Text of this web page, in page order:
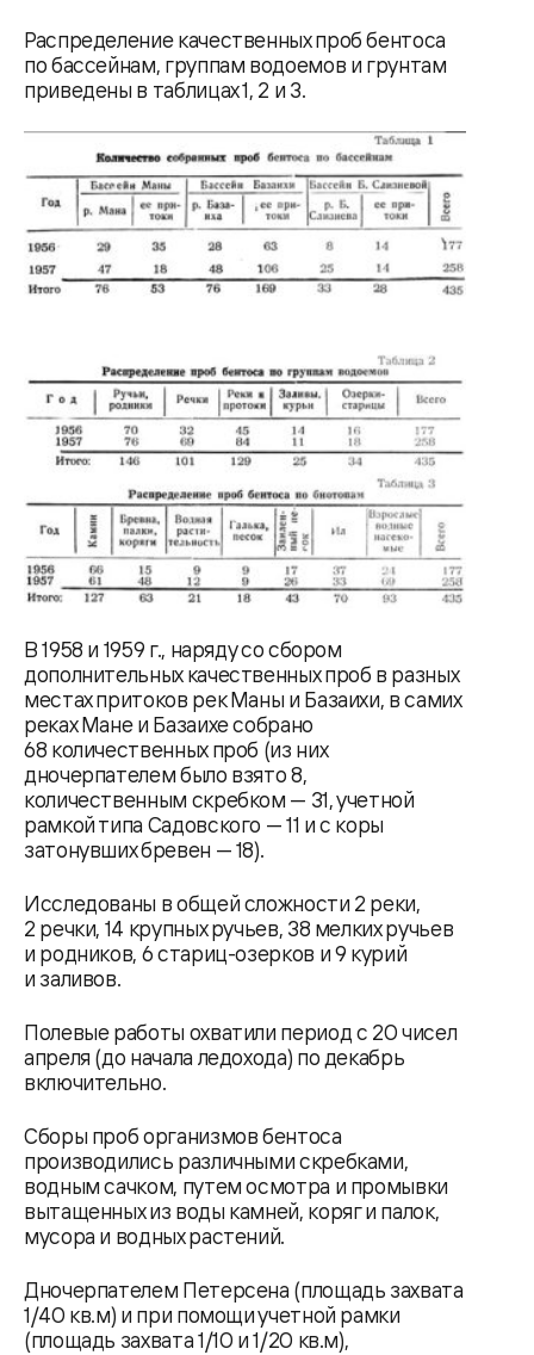
Распределение качественных проб бентоса
по бассейнам, группам водоемов и грунтам
приведены в таблицах 1, 2 и 3.
В 1958 и 1959 г., наряду со сбором
дополнительных качественных проб в разных
местах притоков рек Маны и Базаихи, в самих
реках Мане и Базаихе собрано
68 количественных проб (из них
дночерпателем было взято 8,
количественным скребком — 31, учетной
рамкой типа Садовского — 11 и с коры
затонувших бревен — 18).
Исследованы в общей сложности 2 реки,
2 речки, 14 крупных ручьев, 38 мелких ручьев
и родников, 6 стариц-озерков и 9 курий
и заливов.
Полевые работы охватили период с 20 чисел
апреля (до начала ледохода) по декабрь
включительно.
Сборы проб организмов бентоса
производились различными скребками,
водным сачком, путем осмотра и промывки
вытащенных из воды камней, коряг и палок,
мусора и водных растений.
Дночерпателем Петерсена (площадь захвата
1/40 кв.м) и при помощи учетной рамки
(площадь захвата 1/10 и 1/20 кв.м),